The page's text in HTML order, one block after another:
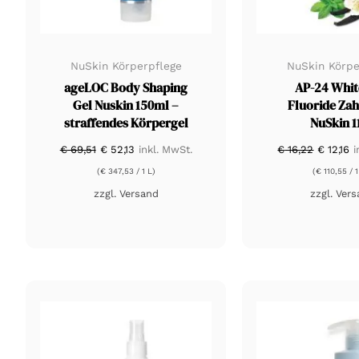
NuSkin Körperpflege
ageLOC Body Shaping
Gel Nuskin 150ml –
straffendes Körpergel
€69,51
Ursprünglicher
Preis
war:
€52,13
Aktueller
Preis
ist:
inkl. MwSt.
(€347,53 / 1 L)
zzgl. Versand
NuSkin
AP-24
Fluoride
NuSkin
€16,22
Preis
war:
€ 12,16
(€110,55/ 1
zzgl.